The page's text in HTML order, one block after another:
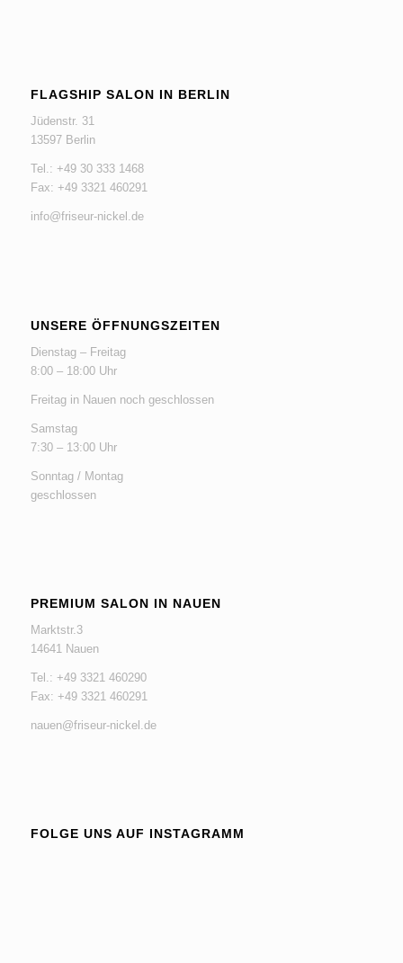
FLAGSHIP SALON IN BERLIN
Jüdenstr. 31
13597 Berlin
Tel.: +49 30 333 1468
Fax: +49 3321 460291
info@friseur-nickel.de
UNSERE ÖFFNUNGSZEITEN
Dienstag – Freitag
8:00 – 18:00 Uhr
Freitag in Nauen noch geschlossen
Samstag
7:30 – 13:00 Uhr
Sonntag / Montag
geschlossen
PREMIUM SALON IN NAUEN
Marktstr.3
14641 Nauen
Tel.: +49 3321 460290
Fax: +49 3321 460291
nauen@friseur-nickel.de
FOLGE UNS AUF INSTAGRAMM